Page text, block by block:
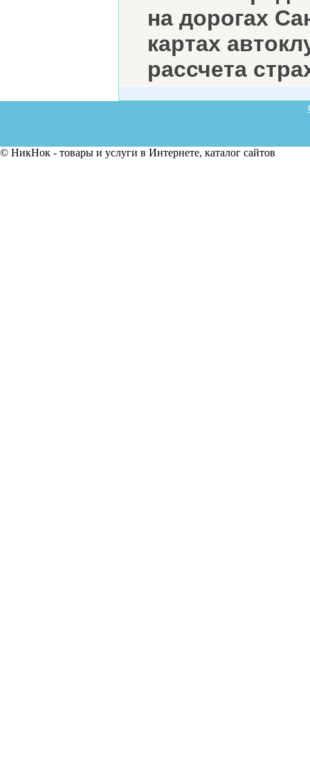
на дорогах
картах
рассчета
© НикНок - товары и услуги в Интернете, каталог сайтов